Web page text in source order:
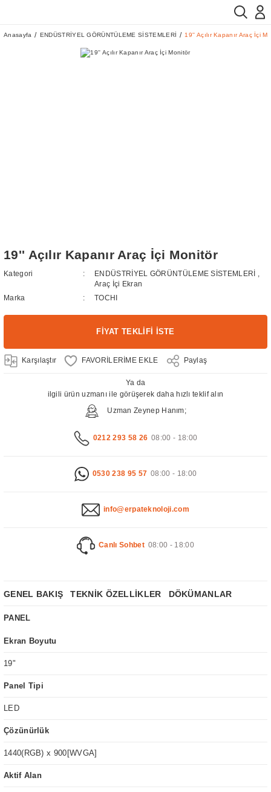
Anasayfa ENDÜSTRİYEL GÖRÜNTÜLEME SİSTEMLERİ 19'' Açılır Kapanır Araç İçi
19'' Açılır Kapanır Araç İçi Monitör
Kategori ENDÜSTRİYEL GÖRÜNTÜLEME SİSTEMLERİ
Araç İçi Ekran
Marka
TOCHI
FİYAT TEKLİFİ İSTE
Karşılaştır Paylaş
Ya da
ilgili ürün uzmanı ile görüşerek daha hızlı teklif alın
Uzman Zeynep Hanım;
0212 293 58 26 08:00 - 18:00
0530 238 95 57 08:00 - 18:00
info@erpateknoloji.com
Canlı Sohbet 08:00 - 18:00
GENEL BAKIŞ TEKNİK ÖZELLİKLER DÖKÜMANLAR
PANEL
Ekran Boyutu
19"
Panel Tipi
LED
Çözünürlük
1440(RGB) x 900[WVGA]
Aktif Alan